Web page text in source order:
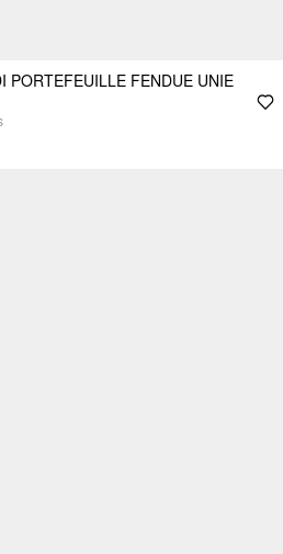
PORTEFEUILLE FENDUE UNIE